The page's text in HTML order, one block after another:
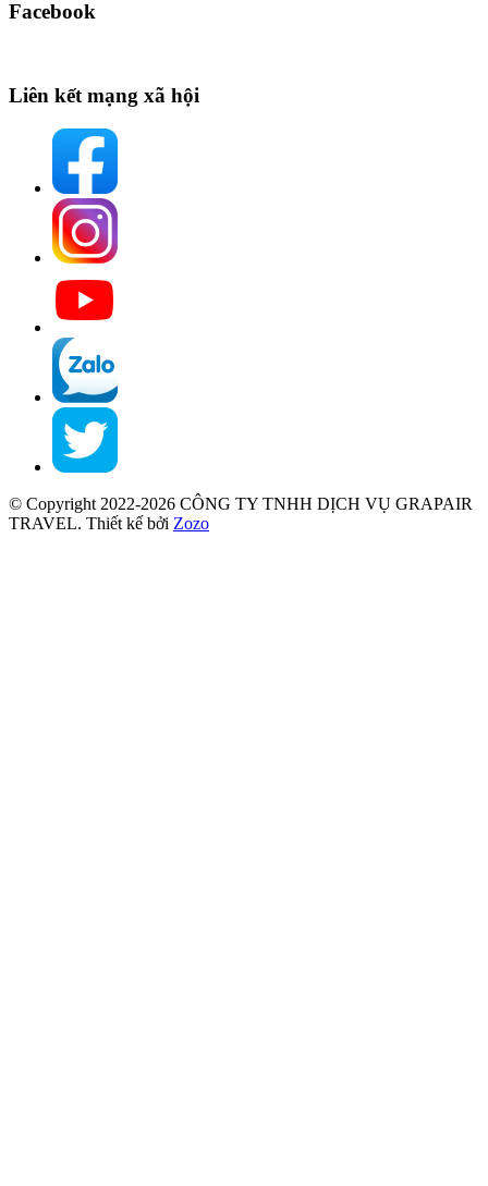
Facebook
Liên kết mạng xã hội
© Copyright 2022-2026 CÔNG TY TNHH DỊCH VỤ GRAPAIR
TRAVEL. Thiết kế bởi Zozo